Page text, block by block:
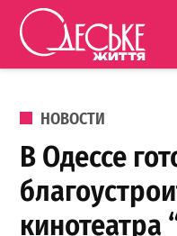
Перейти к содержанию
ОПУБЛИКОВАНО В
НОВОСТИ
В Одессе
кинотеатра